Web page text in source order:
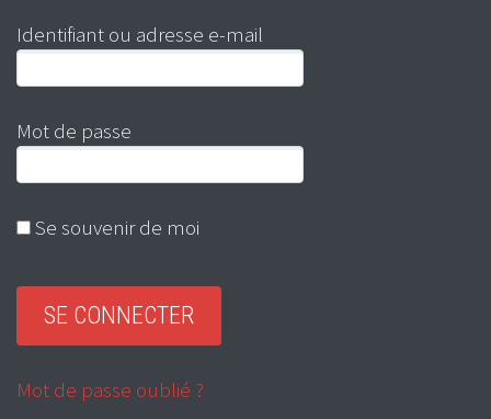
Identifiant ou adresse e-mail
Mot de passe
Se souvenir de moi
Mot de passe oublié ?